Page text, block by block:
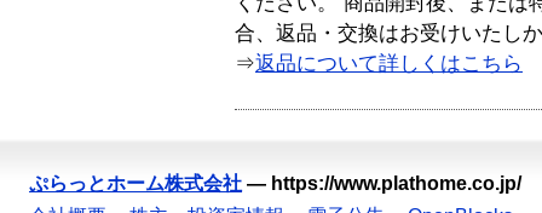
合、返品・交換はお受けいたし
⇒返品について詳しくはこちら
ぷらっとホーム株式会社 — https://www.plathome.co.jp/